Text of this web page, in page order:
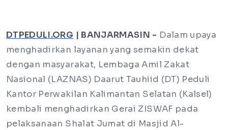
DTPEDULI.ORG | BANJARMASIN - Dalam upaya
menghadirkan layanan yang semakin dekat
dengan masyarakat, Lembaga Amil Zakat
Nasional (LAZNAS) Daarut Tauhiid (DT) Peduli
Kantor Perwakilan Kalimantan Selatan (Kalsel)
kembali menghadirkan Gerai ZISWAF pada
pelaksanaan Shalat Jumat di Masjid Al-